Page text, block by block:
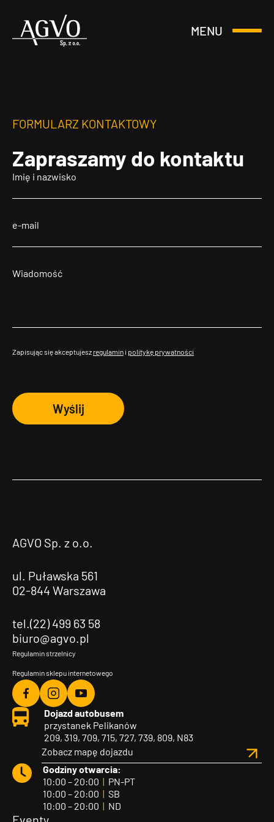
Header
MENU
Otwórz
FORMULARZ KONTAKTOWY
Zapraszamy do kontaktu
Zapisując się akceptujesz regulamin i politykę prywatności
Wyślij
AGVO Sp. z o.o.
ul. Puławska 561
02-844 Warszawa
tel.(22) 499 63 58
biuro@agvo.pl
Regulamin strzelnicy
Regulamin sklepu internetowego
Agvo
Facebook
Agvo
Instagram
Agvo
YouTube
Dojazd autobusem
przystanek Pelikanów
209, 319, 709, 715, 727, 739, 809, N83
Zobacz mapę dojazdu
Godziny otwarcia:
10:00 – 20:00 | PN-PT
10:00 – 20:00 | SB
10:00 – 20:00 | ND